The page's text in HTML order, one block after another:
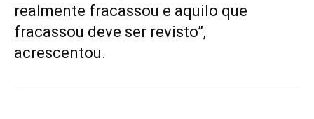
realmente fracassou e aquilo que
fracassou deve ser revisto”,
acrescentou.